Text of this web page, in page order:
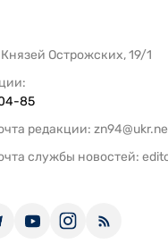
Острожских, 19/1
85
редакции:
службы новостей: